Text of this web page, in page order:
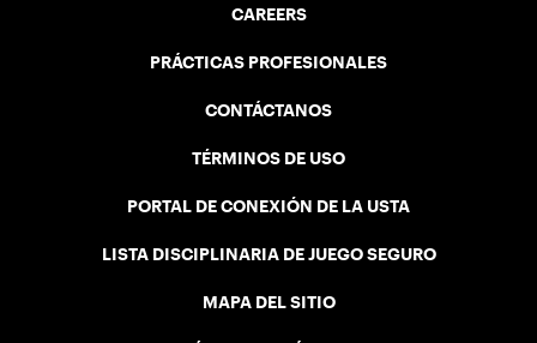
CAREERS
PRÁCTICAS PROFESIONALES
CONTÁCTANOS
TÉRMINOS DE USO
PORTAL DE CONEXIÓN DE LA USTA
LISTA DISCIPLINARIA DE JUEGO SEGURO
MAPA DEL SITIO